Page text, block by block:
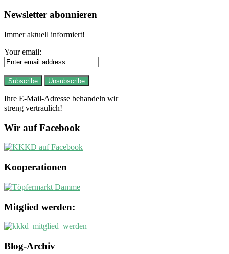
Newsletter abonnieren
Immer aktuell informiert!
Your email:
Ihre E-Mail-Adresse behandeln wir
streng vertraulich!
Wir auf Facebook
Kooperationen
Mitglied werden:
Blog-Archiv